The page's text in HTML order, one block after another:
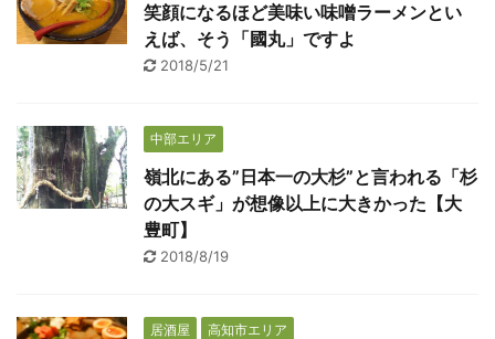
笑顔になるほど美味い味噌ラーメンとい
えば、そう「國丸」ですよ
2018/5/21
中部エリア
嶺北にある”日本一の大杉”と言われる「杉
の大スギ」が想像以上に大きかった【大
豊町】
2018/8/19
居酒屋 高知市エリア